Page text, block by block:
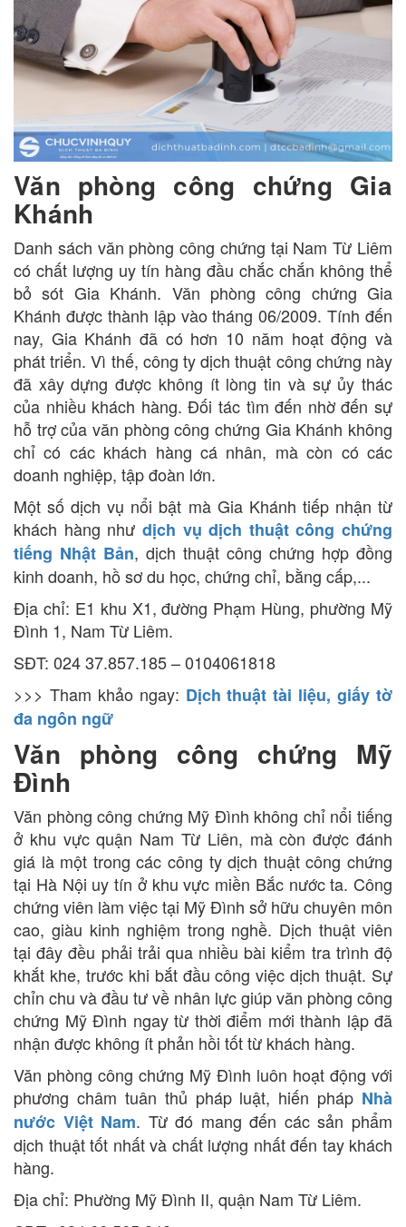
Văn phòng công chứng Gia
Khánh
Danh sách văn phòng công chứng tại Nam Từ Liêm
có chất lượng uy tín hàng đầu chắc chắn không thể
bỏ sót Gia Khánh. Văn phòng công chứng Gia
Khánh được thành lập vào tháng 06/2009. Tính đến
nay, Gia Khánh đã có hơn 10 năm hoạt động và
phát triển. Vì thế, công ty dịch thuật công chứng này
đã xây dựng được không ít lòng tin và sự ủy thác
của nhiều khách hàng. Đối tác tìm đến nhờ đến sự
hỗ trợ của văn phòng công chứng Gia Khánh không
chỉ có các khách hàng cá nhân, mà còn có các
doanh nghiệp, tập đoàn lớn.
Một số dịch vụ nổi bật mà Gia Khánh tiếp nhận từ
khách hàng như dịch vụ dịch thuật công chứng
tiếng Nhật Bản, dịch thuật công chứng hợp đồng
kinh doanh, hồ sơ du học, chứng chỉ, bằng cấp,...
Địa chỉ: E1 khu X1, đường Phạm Hùng, phường Mỹ
Đình 1, Nam Từ Liêm.
SĐT: 024 37.857.185 – 0104061818
>>> Tham khảo ngay: Dịch thuật tài liệu, giấy tờ
đa ngôn ngữ
Văn phòng công chứng Mỹ
Đình
Văn phòng công chứng Mỹ Đình không chỉ nổi tiếng
ở khu vực quận Nam Từ Liên, mà còn được đánh
giá là một trong các công ty dịch thuật công chứng
tại Hà Nội uy tín ở khu vực miền Bắc nước ta. Công
chứng viên làm việc tại Mỹ Đình sở hữu chuyên môn
cao, giàu kinh nghiệm trong nghề. Dịch thuật viên
tại đây đều phải trải qua nhiều bài kiểm tra trình độ
khắt khe, trước khi bắt đầu công việc dịch thuật. Sự
chỉn chu và đầu tư về nhân lực giúp văn phòng công
chứng Mỹ Đình ngay từ thời điểm mới thành lập đã
nhận được không ít phản hồi tốt từ khách hàng.
Văn phòng công chứng Mỹ Đình luôn hoạt động với
phương châm tuân thủ pháp luật, hiến pháp Nhà
nước Việt Nam. Từ đó mang đến các sản phẩm
dịch thuật tốt nhất và chất lượng nhất đến tay khách
hàng.
Địa chỉ: Phường Mỹ Đình II, quận Nam Từ Liêm.